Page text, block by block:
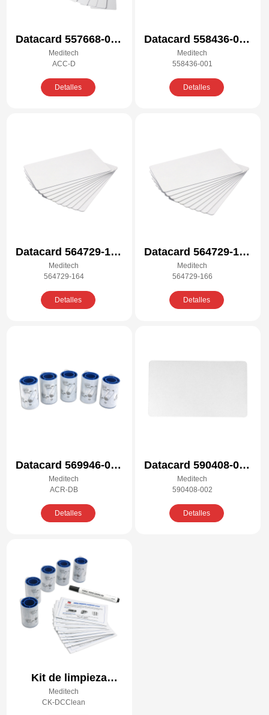
Datacard 557668-001
Kit de limpieza
Meditech
ACC-D
Detalles
Datacard 558436-001
Kit de limpieza
Meditech
558436-001
Detalles
Datacard 564729-164
Kit de limpieza
Meditech
564729-164
Detalles
Datacard 564729-166
Kit de limpieza
Meditech
564729-166
Detalles
Datacard 569946-001
Kit de limpieza
Meditech
ACR-DB
Detalles
Datacard 590408-002
Kit de limpieza
Meditech
590408-002
Detalles
Kit de limpieza
compatible Datacard
Meditech
CK-DCClean